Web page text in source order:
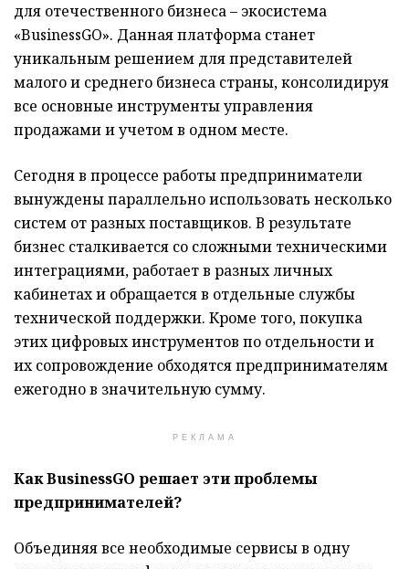
для отечественного бизнеса – экосистема
«BusinessGO». Данная платформа станет
уникальным решением для представителей
малого и среднего бизнеса страны, консолидируя
все основные инструменты управления
продажами и учетом в одном месте.
Сегодня в процессе работы предприниматели
вынуждены параллельно использовать несколько
систем от разных поставщиков. В результате
бизнес сталкивается со сложными техническими
интеграциями, работает в разных личных
кабинетах и обращается в отдельные службы
технической поддержки. Кроме того, покупка
этих цифровых инструментов по отдельности и
их сопровождение обходятся предпринимателям
ежегодно в значительную сумму.
РЕКЛАМА
Как BusinessGO решает эти проблемы
предпринимателей?
Объединяя все необходимые сервисы в одну